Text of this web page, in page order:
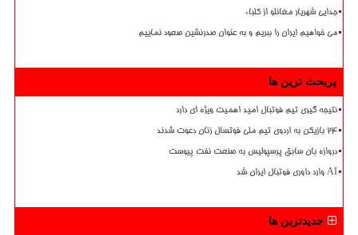
جدایی شهریار مغانلو از کلباء
می خواهیم ایران را ببریم و به عنوان صدرنشین صعود نماییم
پربحث ترین ها
نتیجه گیری تیم فوتبال امید اهمیت ویژه ای دارد
۲۴ بازیکن به اردوی تیم ملی فوتسال زنان دعوت شدند
دروازه بان سابق پرسپولیس به صنعت نفت پیوست
AI وارد داوری فوتبال ایران شد
جدیدترین ها